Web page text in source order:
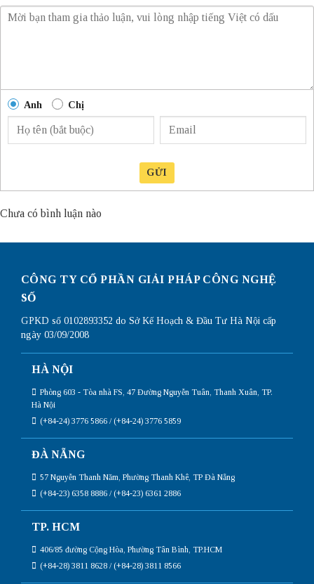
Anh Chị
GỬI
Chưa có bình luận nào
CÔNG TY CỔ PHẦN GIẢI PHÁP CÔNG NGHỆ
SỐ
GPKD số 0102893352 do Sở Kế Hoạch & Đầu Tư Hà Nội cấp
ngày 03/09/2008
HÀ NỘI
Phòng 603 - Tòa nhà FS, 47 Đường Nguyễn Tuân, Thanh Xuân, TP.
Hà Nội
(+84-24) 3776 5866 / (+84-24) 3776 5859
ĐÀ NẴNG
57 Nguyễn Thanh Năm, Phường Thanh Khê, TP Đà Nẵng
(+84-23) 6358 8886 / (+84-23) 6361 2886
TP. HCM
406/85 đường Cộng Hòa, Phường Tân Bình, TP.HCM
(+84-28) 3811 8628 / (+84-28) 3811 8566